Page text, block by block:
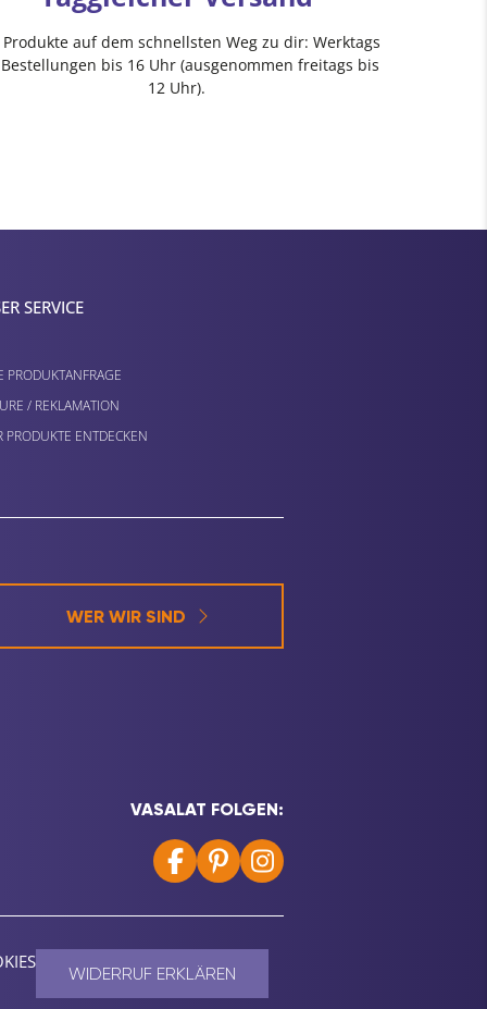
auf dem schnellsten Weg zu dir: Werktags
bis 16 Uhr (ausgenommen freitags bis
12 Uhr).
SERVICE
PRODUKTANFRAGE
/ REKLAMATION
PRODUKTE ENTDECKEN
WER WIR SIND
VASALAT FOLGEN:
WIDERRUF ERKLÄREN